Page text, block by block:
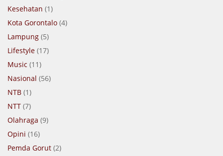
Kesehatan (1)
Kota Gorontalo (4)
Lampung (5)
Lifestyle (17)
Music (11)
Nasional (56)
NTB (1)
NTT (7)
Olahraga (9)
Opini (16)
Pemda Gorut (2)